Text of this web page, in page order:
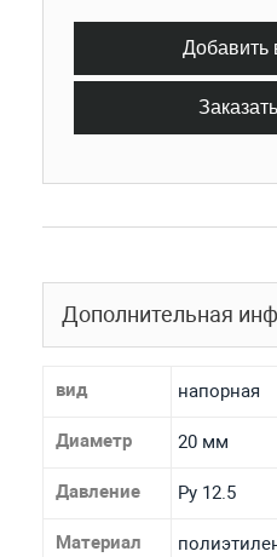
Добавить
Дополнительная
вид напорная
Диаметр 20 мм
Давление Ру 12.5
Материал